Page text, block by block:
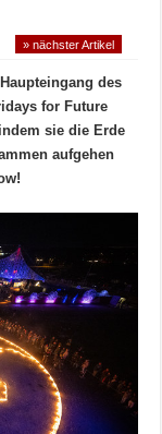
» nächster Artikel
des
for Future
sie die Erde
aufgehen